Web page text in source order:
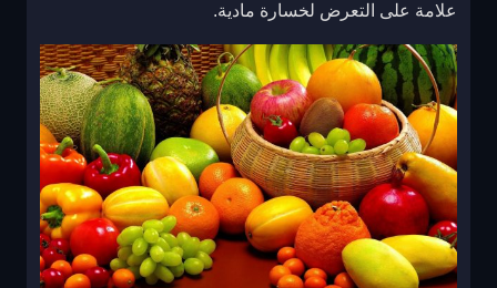
علامة على التعرض لخسارة مادية.